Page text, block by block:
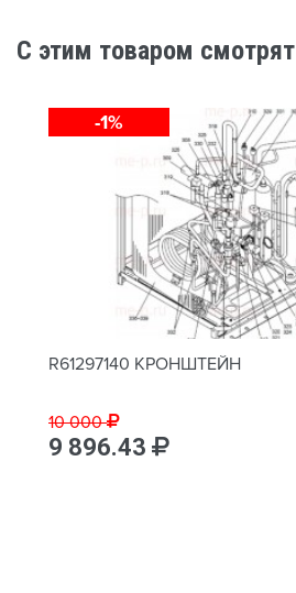
C этим товаром смотрят
-1%
R61297140 КРОНШТЕЙН
10 000
9 896.43